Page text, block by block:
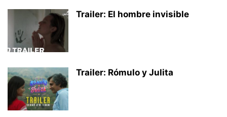
Trailer: El hombre invisible
Trailer: Rómulo y Julita